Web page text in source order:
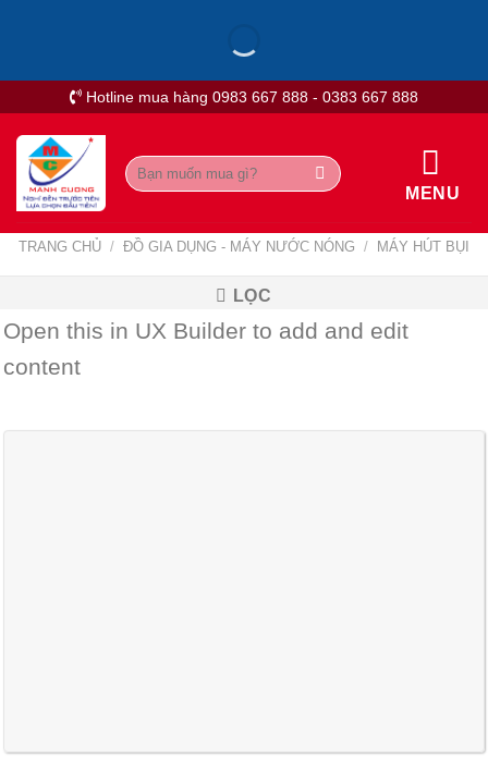
Hotline mua hàng 0983 667 888 - 0383 667 888
Tìm
kiếm:
MENU
TRANG CHỦ / ĐỒ GIA DỤNG - MÁY NƯỚC NÓNG / MÁY HÚT BỤI
LỌC
Open this in UX Builder to add and edit
content